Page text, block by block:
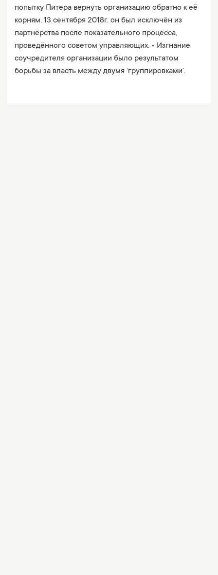
попытку Питера вернуть организацию обратно к её
корням, 13 сентября 2018г. он был исключён из
партнёрства после показательного процесса,
проведённого советом управляющих. • Изгнание
соучредителя организации было результатом
борьбы за власть между двумя ‘группировками’.